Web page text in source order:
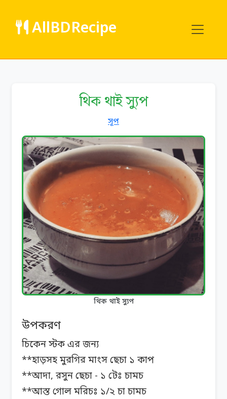
AllBDRecipe
থিক থাই স্যুপ
সূপ
থিক থাই স্যুপ
উপকরণ
চিকেন স্টক এর জন্য
**হাড়সহ মুরগির মাংস ছেচা ১ কাপ
**আদা, রসুন ছেচা - ১ টেঃ চামচ
**আস্ত গোল মরিচঃ ১/২ চা চামচ